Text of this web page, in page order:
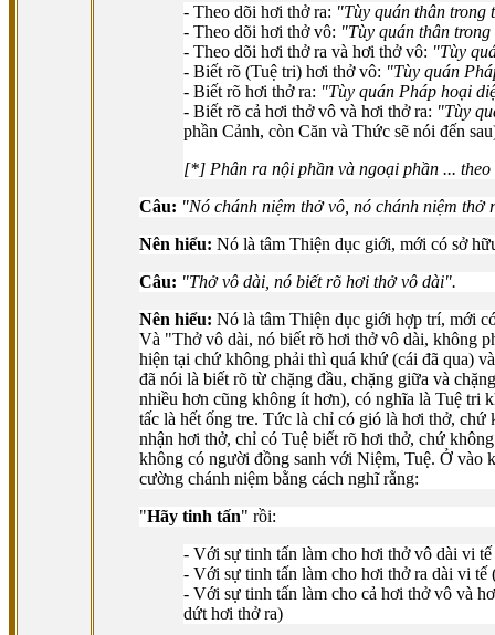
- Theo dõi hơi thở ra: "Tùy quán thân
- Theo dõi hơi thở vô: "Tùy quán thân
- Theo dõi hơi thở ra và hơi thở vô: "Tùy
- Biết rõ (Tuệ tri) hơi thở vô: "Tùy quán
- Biết rõ hơi thở ra: "Tùy quán Pháp hoại
- Biết rõ cả hơi thở vô và hơi thở ra: "Tùy
phần Cảnh, còn Căn và Thức sẽ nói đến
[*] Phân ra nội phần và ngoại phần ...
Câu: "Nó chánh niệm thở vô, nó chánh niệm thở
Nên hiểu: Nó là tâm Thiện dục giới, mới có sở
Câu: "Thở vô dài, nó biết rõ hơi thở vô dài".
Nên hiểu: Nó là tâm Thiện dục giới hợp trí, mới
Và "Thở vô dài, nó biết rõ hơi thở vô dài, không
hiện tại chứ không phải thì quá khứ (cái đã qua)
đã nói là biết rõ từ chặng đầu, chặng giữa và
nhiều hơn cũng không ít hơn), có nghĩa là Tuệ tri
tấc là hết ống tre. Tức là chỉ có gió là hơi thở,
nhận hơi thở, chỉ có Tuệ biết rõ hơi thở, chứ
không có người đồng sanh với Niệm, Tuệ. Ở vào
cường chánh niệm bằng cách nghĩ rằng:
"Hãy tinh tấn" rồi:
- Với sự tinh tấn làm cho hơi thở vô dài vi
- Với sự tinh tấn làm cho hơi thở ra dài vi tế
- Với sự tinh tấn làm cho cả hơi thở vô và
dứt hơi thở ra)